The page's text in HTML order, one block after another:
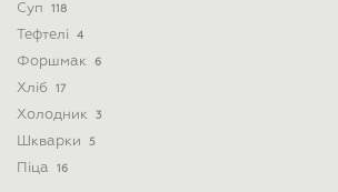
Суп 118
Тефтелі 4
Форшмак 6
Хліб 17
Холодник 3
Шкварки 5
Піца 16